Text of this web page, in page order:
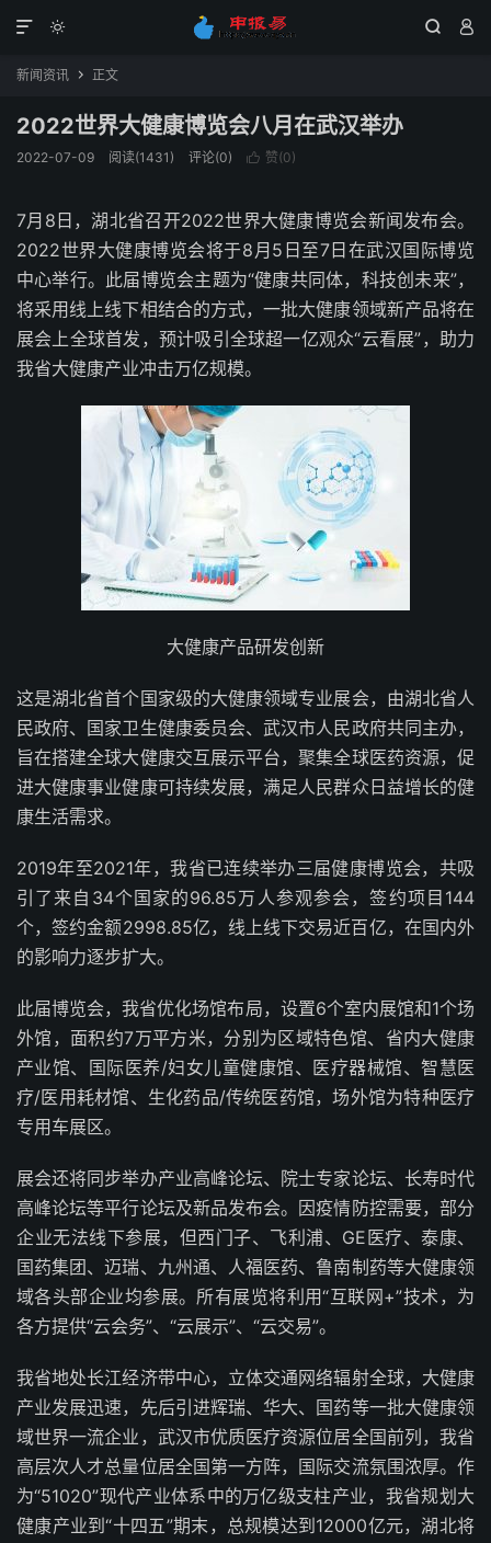
  

新闻资讯  正文
2022世界大健康博览会八月在武汉举办
2022-07-09 阅读(1431) 评论(0)  赞(0)
7月8日，湖北省召开2022世界大健康博览会新闻发布会。
2022世界大健康博览会将于8月5日至7日在武汉国际博览
中心举行。此届博览会主题为“健康共同体，科技创未来”，
将采用线上线下相结合的方式，一批大健康领域新产品将在
展会上全球首发，预计吸引全球超一亿观众“云看展”，助力
我省大健康产业冲击万亿规模。
大健康产品研发创新
这是湖北省首个国家级的大健康领域专业展会，由湖北省人
民政府、国家卫生健康委员会、武汉市人民政府共同主办，
旨在搭建全球大健康交互展示平台，聚集全球医药资源，促
进大健康事业健康可持续发展，满足人民群众日益增长的健
康生活需求。
2019年至2021年，我省已连续举办三届健康博览会，共吸
引了来自34个国家的96.85万人参观参会，签约项目144
个，签约金额2998.85亿，线上线下交易近百亿，在国内外
的影响力逐步扩大。
此届博览会，我省优化场馆布局，设置6个室内展馆和1个场
外馆，面积约7万平方米，分别为区域特色馆、省内大健康
产业馆、国际医养/妇女儿童健康馆、医疗器械馆、智慧医
疗/医用耗材馆、生化药品/传统医药馆，场外馆为特种医疗
专用车展区。
展会还将同步举办产业高峰论坛、院士专家论坛、长寿时代
高峰论坛等平行论坛及新品发布会。因疫情防控需要，部分
企业无法线下参展，但西门子、飞利浦、GE医疗、泰康、
国药集团、迈瑞、九州通、人福医药、鲁南制药等大健康领
域各头部企业均参展。所有展览将利用“互联网+”技术，为
各方提供“云会务”、“云展示”、“云交易”。
我省地处长江经济带中心，立体交通网络辐射全球，大健康
产业发展迅速，先后引进辉瑞、华大、国药等一批大健康领
域世界一流企业，武汉市优质医疗资源位居全国前列，我省
高层次人才总量位居全国第一方阵，国际交流氛围浓厚。作
为“51020”现代产业体系中的万亿级支柱产业，我省规划大
健康产业到“十四五”期末，总规模达到12000亿元，湖北将